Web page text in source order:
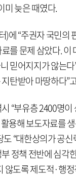
미 늦은 때였다.
)에 “주권자 국민
를 문제 삼았다.
믿어지지가 않는
탄받아 마땅하다”
“부유층 2400명
용해 보도자료를
“대한상의가 공
정책 전반에 심각
않도록 제도적·행